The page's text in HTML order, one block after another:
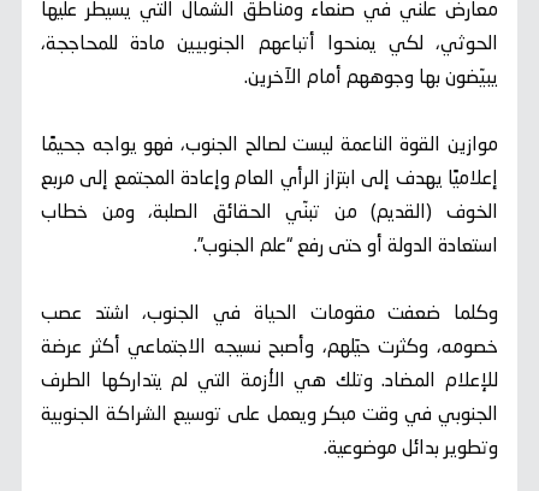
معارض علني في صنعاء ومناطق الشمال التي يسيطر عليها
الحوثي، لكي يمنحوا أتباعهم الجنوبيين مادة للمحاججة،
يبيّضون بها وجوههم أمام الآخرين.
موازين القوة الناعمة ليست لصالح الجنوب، فهو يواجه جحيمًا
إعلاميًا يهدف إلى ابتزاز الرأي العام وإعادة المجتمع إلى مربع
الخوف (القديم) من تبنّي الحقائق الصلبة، ومن خطاب
استعادة الدولة أو حتى رفع “علم الجنوب”.
وكلما ضعفت مقومات الحياة في الجنوب، اشتد عصب
خصومه، وكثرت حيَلهم، وأصبح نسيجه الاجتماعي أكثر عرضة
للإعلام المضاد. وتلك هي الأزمة التي لم يتداركها الطرف
الجنوبي في وقت مبكر ويعمل على توسيع الشراكة الجنوبية
وتطوير بدائل موضوعية.